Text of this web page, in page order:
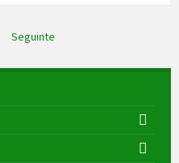
Seguinte